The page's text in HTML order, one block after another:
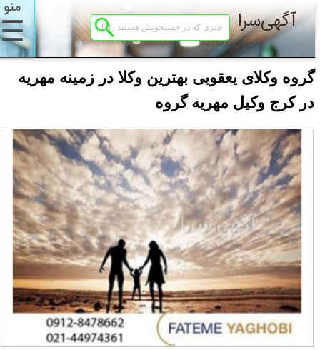
منو
☰ آگهی‌سرا
گروه وکلای یعقوبی بهترین وکلا در زمینه مهریه
در کرج وکیل مهریه گروه